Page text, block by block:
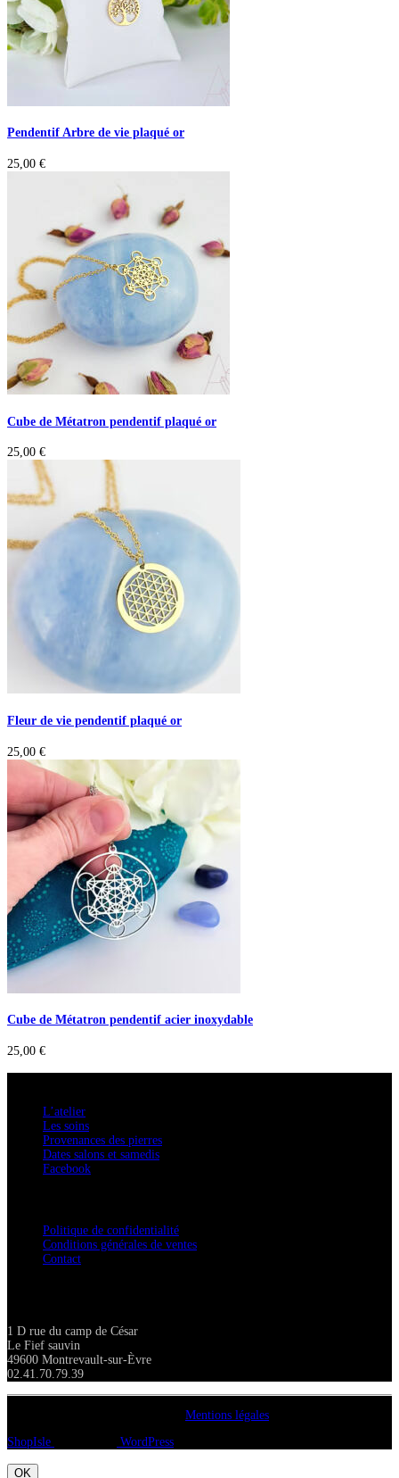
Pendentif Arbre de vie plaqué or
25,00 €
Cube de Métatron pendentif plaqué or
25,00 €
Fleur de vie pendentif plaqué or
25,00 €
Cube de Métatron pendentif acier inoxydable
25,00 €
L’atelier
Les soins
Provenances des pierres
Dates salons et samedis
Facebook
Politique de confidentialité
Conditions générales de ventes
Contact
1 D rue du camp de César
Le Fief sauvin
49600 Montrevault-sur-Èvre
02.41.70.79.39
Mentions légales
ShopIsle
WordPress
OK